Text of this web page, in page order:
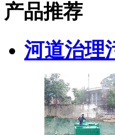
产品推荐
河道治理